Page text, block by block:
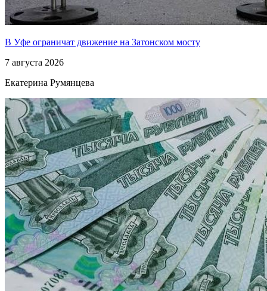
В Уфе ограничат движение на Затонском мосту
7 августа 2026
Екатерина Румянцева